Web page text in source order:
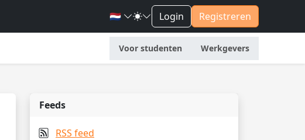
🇳🇱 Login Registreren
Voor studenten Werkgevers
Feeds
RSS feed